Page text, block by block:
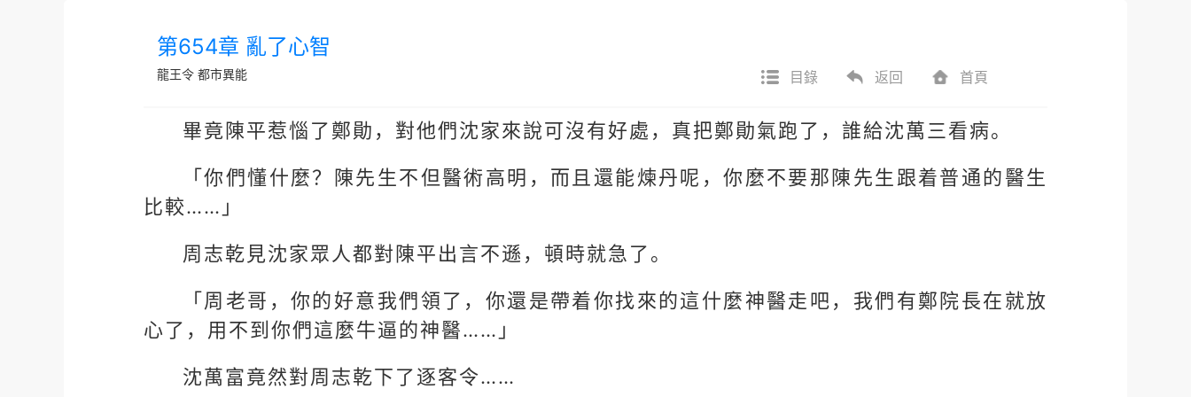
第654章 亂了心智
龍王令 都市異能 目錄 返回 首頁
畢竟陳平惹惱了鄭勛，對他們沈家來說可沒有好處，真把鄭勛氣跑了，誰給沈萬三看病。
「你們懂什麼？陳先生不但醫術高明，而且還能煉丹呢，你麼不要那陳先生跟着普通的醫生
比較……」
周志乾見沈家眾人都對陳平出言不遜，頓時就急了。
「周老哥，你的好意我們領了，你還是帶着你找來的這什麼神醫走吧，我們有鄭院長在就放
心了，用不到你們這麼牛逼的神醫……」
沈萬富竟然對周志乾下了逐客令……